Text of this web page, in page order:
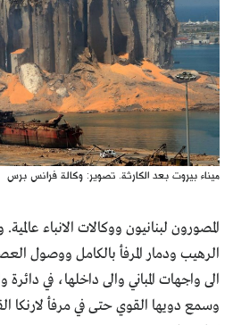
كتّابنا
الأرشيف
ميناء بيروت بعد الكارثة. تصوير: وكالة فرانس برس
المصورون لبنانيون ووكالات الانباء
الرهيب ودمار المرفأ بالكامل ووصول
الى واجهات المباني والى داخلها، في